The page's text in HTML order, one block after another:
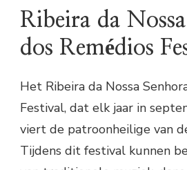
Ribeira da
dos Remédios
Het Ribeira da Nossa
Festival, dat elk jaar in
viert de patroonheilige van
Tijdens dit festival kunnen